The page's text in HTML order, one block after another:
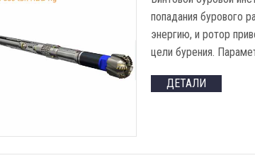
попадания бурового
энергию, и ротор
цели бурения.
ДЕТАЛИ